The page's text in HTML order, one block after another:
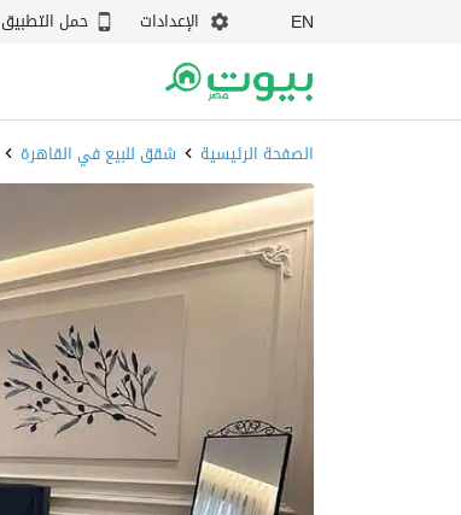
EN الإعدادات حمل التطبيق
الصفحة الرئيسية شقق للبيع في القاهرة